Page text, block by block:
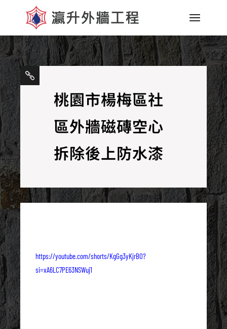
桃園市楊梅區社
區外牆磁磚空心
拆除後上防水漆
https://youtube.com/shorts/KgGg3yKjrB0?
si=xA6LC7PE63NSWuj1